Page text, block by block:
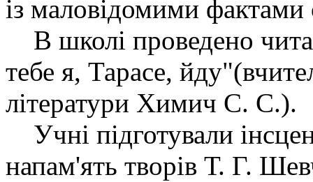
із маловідомими
В школі проведено
тебе я, Тарасе,
літератури Химич С. С.).
Учні підготували
напам'ять творів Т. Г.